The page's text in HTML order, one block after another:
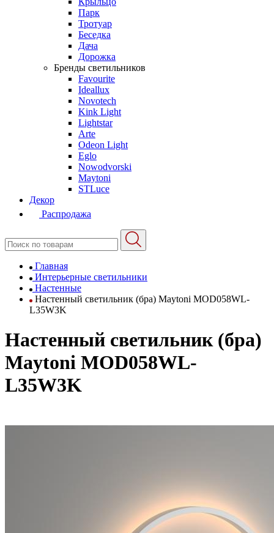
Парк
Тротуар
Беседка
Дача
Дорожка
Бренды светильников
Favourite
Ideallux
Novotech
Kink Light
Lightstar
Arte
Odeon Light
Eglo
Nowodvorski
Maytoni
STLuce
Декор
Распродажа
Главная
Интерьерные светильники
Настенные
Настенный светильник (бра) Maytoni MOD058WL-
L35W3K
Настенный светильник (бра)
Maytoni MOD058WL-
L35W3K